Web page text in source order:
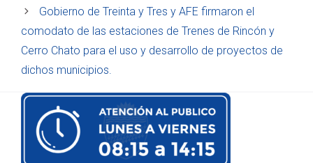
Gobierno de Treinta y Tres y AFE firmaron el
comodato de las estaciones de Trenes de Rincón y
Cerro Chato para el uso y desarrollo de proyectos de
dichos municipios.